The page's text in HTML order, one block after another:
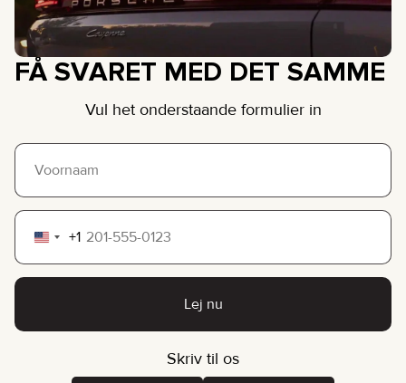
FÅ SVARET MED DET SAMME
Vul het onderstaande formulier in
United
States
+1
Lej nu
Skriv til os